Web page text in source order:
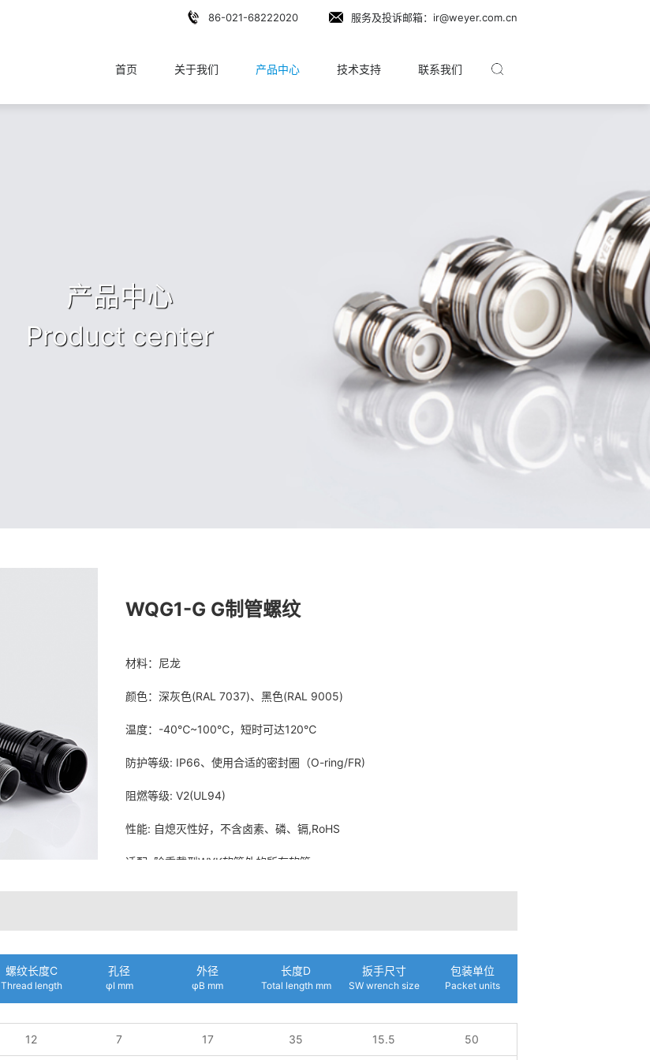
服务及投诉邮箱：ir@weyer.com.cn
86-021-68222020
首页 关于我们 产品中心 技术支持 联系我们
产品中心
Product center
WQG1-G G制管螺纹
材料：尼龙
颜色：深灰色(RAL 7037)、黑色(RAL 9005)
温度：-40℃~100℃，短时可达120℃
防护等级: IP66、使用合适的密封圈（O-ring/FR)
阻燃等级: V2(UL94)
性能: 自熄灭性好，不含卤素、磷、镉,RoHS
适配: 除重载型WYK软管外的所有软管
螺纹长度C
Thread length
孔径
φI mm
外径
φB mm
长度D
Total length mm
扳手尺寸
SW wrench size
包装单位
Packet units
12 7 17 35 15.5 50